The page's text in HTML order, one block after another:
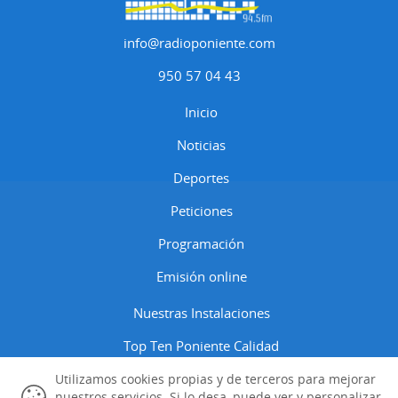
info@radioponiente.com
950 57 04 43
Inicio
Noticias
Deportes
Peticiones
Programación
Emisión online
Nuestras Instalaciones
Top Ten Poniente Calidad
Contactar
Utilizamos cookies propias y de terceros para mejorar